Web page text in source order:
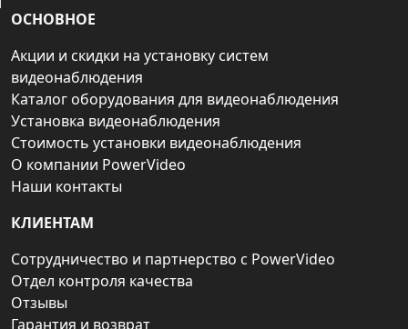
ОСНОВНОЕ
Акции и скидки на установку систем
видеонаблюдения
Каталог оборудования для видеонаблюдения
Установка видеонаблюдения
Стоимость установки видеонаблюдения
О компании PowerVideo
Наши контакты
КЛИЕНТАМ
Сотрудничество и партнерство с PowerVideo
Отдел контроля качества
Отзывы
Гарантия и возврат